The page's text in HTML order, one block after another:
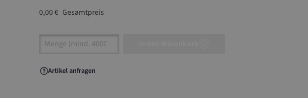
0,00 € Gesamtpreis
Artikel Anzahl: Gib den gewünschten Wert ein oder
Artikel anfragen